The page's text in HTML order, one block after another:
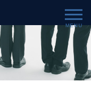
MENU